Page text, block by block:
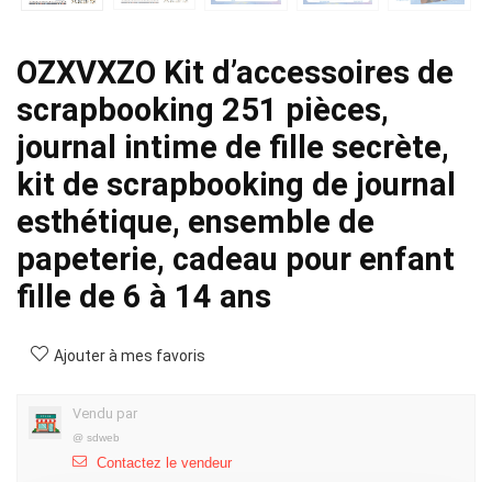
OZXVXZO Kit d’accessoires de
scrapbooking 251 pièces,
journal intime de fille secrète,
kit de scrapbooking de journal
esthétique, ensemble de
papeterie, cadeau pour enfant
fille de 6 à 14 ans
Ajouter à mes favoris
Vendu par
@ sdweb
Contactez le vendeur